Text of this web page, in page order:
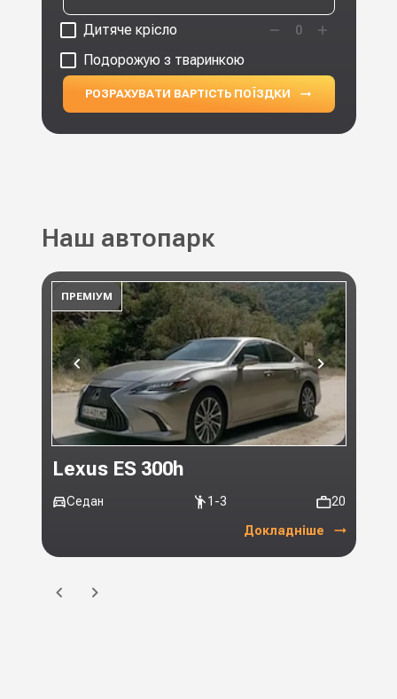
Дитяче крісло 0
Подорожую з тваринкою
РОЗРАХУВАТИ ВАРТІСТЬ ПОЇЗДКИ
Наш автопарк
ПРЕМІУМ
Lexus ES 300h
Седан 1-3 20
Докладніше